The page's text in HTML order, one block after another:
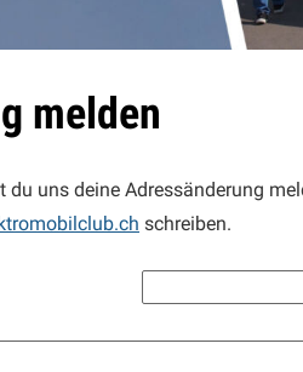
melden
uns deine Adressänderung
schreiben.